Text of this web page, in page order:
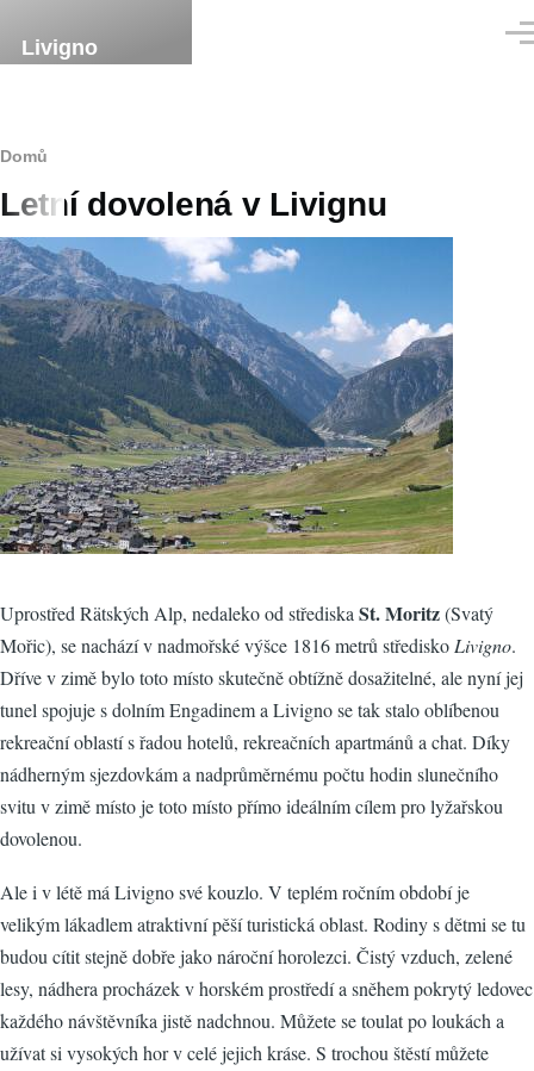
Livigno
Drobečková
navigace
Domů
Letní dovolená v Livignu
Uprostřed Rätských Alp, nedaleko od střediska St. Moritz(Svatý
Mořic), se nachází v nadmořské výšce 1816 metrů středisko Livigno.
Dříve v zimě bylo toto místo skutečně obtížně dosažitelné, ale nyní jej
tunel spojuje s dolním Engadinem a Livigno se tak stalo oblíbenou
rekreační oblastí s řadou hotelů, rekreačních apartmánů a chat. Díky
nádherným sjezdovkám a nadprůměrnému počtu hodin slunečního
svitu v zimě místo je toto místo přímo ideálním cílem pro lyžařskou
dovolenou.
Ale i v létě má Livigno své kouzlo. V teplém ročním období je
velikým lákadlem atraktivní pěší turistická oblast. Rodiny s dětmi se tu
budou cítit stejně dobře jako nároční horolezci. Čistý vzduch, zelené
lesy, nádhera procházek v horském prostředí a sněhem pokrytý ledovec
každého návštěvníka jistě nadchnou. Můžete se toulat po loukách a
užívat si vysokých hor v celé jejich kráse. S trochou štěstí můžete